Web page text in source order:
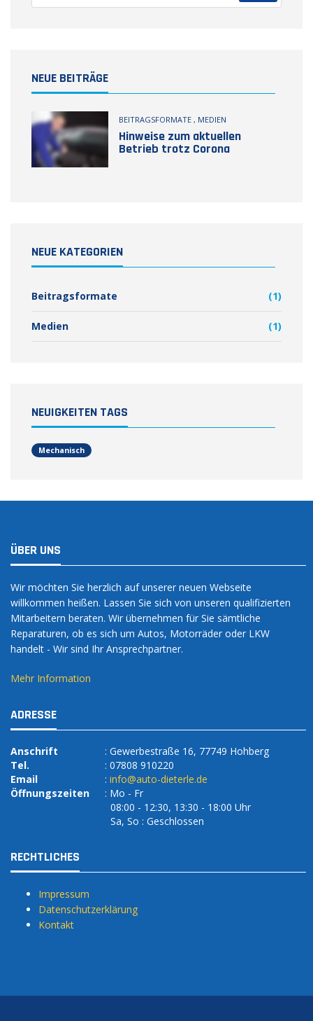
NEUE BEITRÄGE
BEITRAGSFORMATE , MEDIEN
Hinweise zum aktuellen
Betrieb trotz Corona
NEUE KATEGORIEN
Beitragsformate (1)
Medien (1)
NEUIGKEITEN TAGS
Mechanisch
ÜBER UNS
Wir möchten Sie herzlich auf unserer neuen Webseite
willkommen heißen. Lassen Sie sich von unseren qualifizierten
Mitarbeitern beraten. Wir übernehmen für Sie sämtliche
Reparaturen, ob es sich um Autos, Motorräder oder LKW
handelt - Wir sind Ihr Ansprechpartner.
Mehr Information
ADRESSE
Anschrift
: Gewerbestraße 16, 77749 Hohberg
Tel.
: 07808 910220
Email
: info@auto-dieterle.de
Öffnungszeiten
: Mo - Fr
08:00 - 12:30, 13:30 - 18:00 Uhr
Sa, So : Geschlossen
RECHTLICHES
Impressum
Datenschutzerklärung
Kontakt